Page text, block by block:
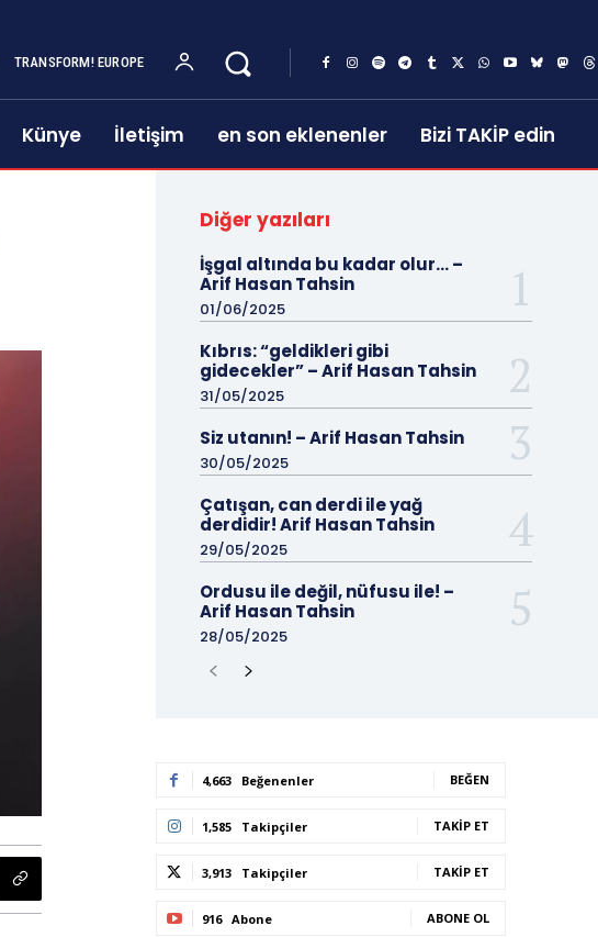
TRANSFORM! EUROPE
Künye İletişim en son eklenenler Bizi TAKİP edin
Diğer yazıları
İşgal altında bu kadar olur… –
Arif Hasan Tahsin
01/06/2025
Kıbrıs: “geldikleri gibi
gidecekler” – Arif Hasan Tahsin
31/05/2025
Siz utanın! – Arif Hasan Tahsin
30/05/2025
Çatışan, can derdi ile yağ
derdidir! Arif Hasan Tahsin
29/05/2025
Ordusu ile değil, nüfusu ile! –
Arif Hasan Tahsin
28/05/2025
4,663 Beğenenler BEĞEN
1,585 Takipçiler TAKIP ET
3,913 Takipçiler TAKIP ET
916 Abone ABONE OL